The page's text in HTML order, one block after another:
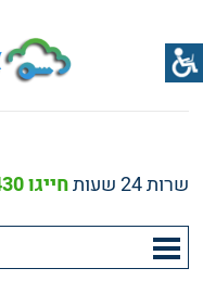
שרות 24 שעות חייגו 073-3742430